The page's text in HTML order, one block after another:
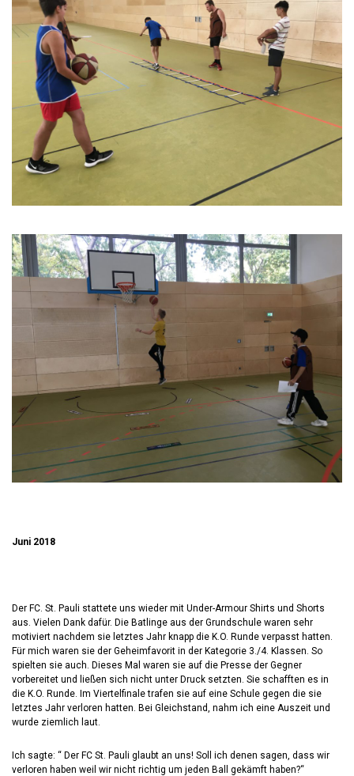
Juni 2018
Der FC. St. Pauli stattete uns wieder mit Under-Armour Shirts und Shorts
aus. Vielen Dank dafür. Die Batlinge aus der Grundschule waren sehr
motiviert nachdem sie letztes Jahr knapp die K.O. Runde verpasst hatten.
Für mich waren sie der Geheimfavorit in der Kategorie 3./4. Klassen. So
spielten sie auch. Dieses Mal waren sie auf die Presse der Gegner
vorbereitet und ließen sich nicht unter Druck setzten. Sie schafften es in
die K.O. Runde. Im Viertelfinale trafen sie auf eine Schule gegen die sie
letztes Jahr verloren hatten. Bei Gleichstand, nahm ich eine Auszeit und
wurde ziemlich laut.
Ich sagte: “ Der FC St. Pauli glaubt an uns! Soll ich denen sagen, dass wir
verloren haben weil wir nicht richtig um jeden Ball gekämft haben?“